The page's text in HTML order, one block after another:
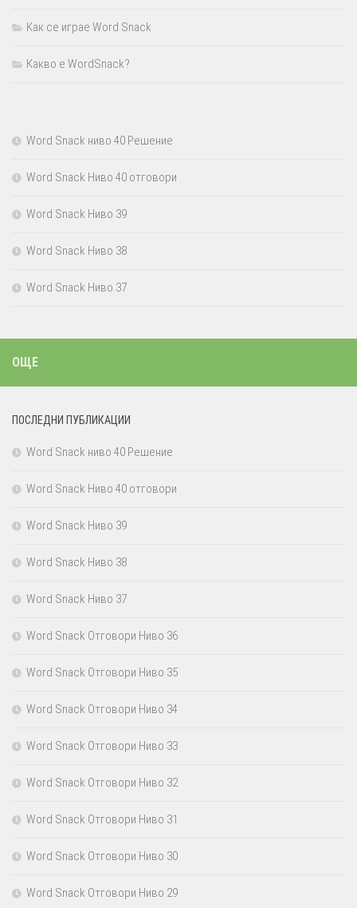
Как се играе Word Snack
Какво е WordSnack?
Word Snack ниво 40 Решение
Word Snack Ниво 40 отговори
Word Snack Ниво 39
Word Snack Ниво 38
Word Snack Ниво 37
ОЩЕ
ПОСЛЕДНИ ПУБЛИКАЦИИ
Word Snack ниво 40 Решение
Word Snack Ниво 40 отговори
Word Snack Ниво 39
Word Snack Ниво 38
Word Snack Ниво 37
Word Snack Отговори Ниво 36
Word Snack Отговори Ниво 35
Word Snack Отговори Ниво 34
Word Snack Отговори Ниво 33
Word Snack Отговори Ниво 32
Word Snack Отговори Ниво 31
Word Snack Отговори Ниво 30
Word Snack Отговори Ниво 29